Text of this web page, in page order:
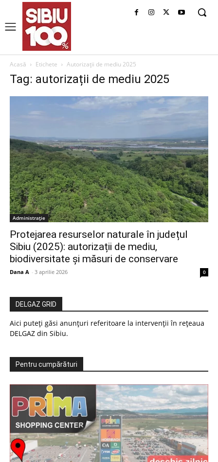
Acasă Etichete Autorizații de mediu 2025
Tag: autorizații de mediu 2025
Administrație
Protejarea resurselor naturale în județul
Sibiu (2025): autorizații de mediu,
biodiversitate și măsuri de conservare
Dana A - 3 aprilie 2026 0
DELGAZ GRID
Aici puteți găsi anunțuri referitoare la intervenții în rețeaua
DELGAZ din Sibiu.
Pentru cumpărături